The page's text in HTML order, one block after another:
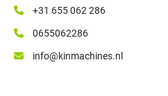
+31 655 062 286
0655062286
info@kinmachines.nl